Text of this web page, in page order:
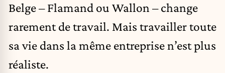
Belge – Flamand ou Wallon – change
rarement de travail. Mais travailler toute
sa vie dans la même entreprise n’est plus
réaliste.